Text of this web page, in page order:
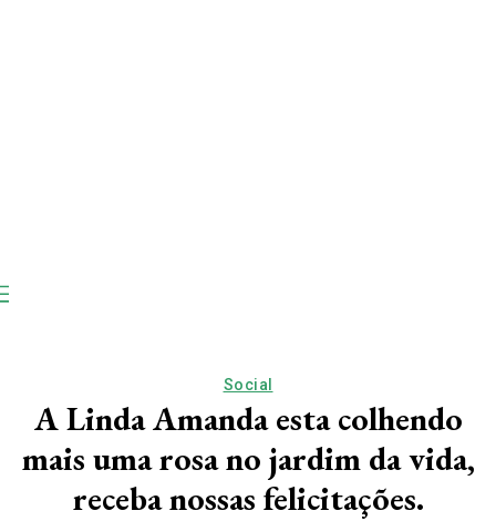
Social
A Linda Amanda esta colhendo
mais uma rosa no jardim da vida,
receba nossas felicitações.